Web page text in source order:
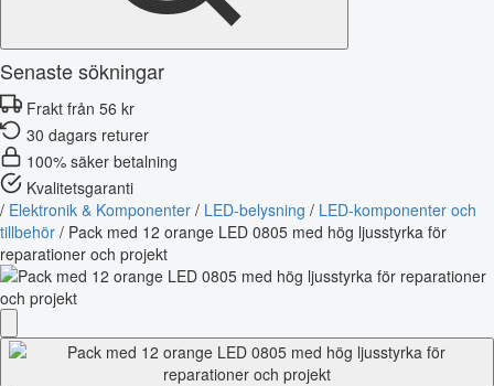
Senaste sökningar
Frakt från 56 kr
30 dagars returer
100% säker betalning
Kvalitetsgaranti
/ Elektronik & Komponenter / LED-belysning / LED-komponenter och
tillbehör / Pack med 12 orange LED 0805 med hög ljusstyrka för
reparationer och projekt